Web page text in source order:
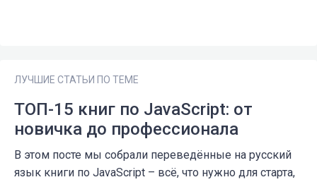
ЛУЧШИЕ СТАТЬИ ПО ТЕМЕ
ТОП-15 книг по JavaScript: от
новичка до профессионала
В этом посте мы собрали переведённые на русский
язык книги по JavaScript – всё, что нужно для старта,